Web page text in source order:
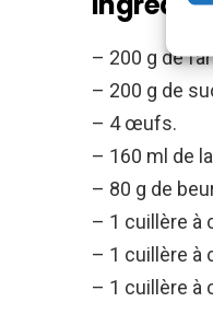
– 200 g de
– 200 g de
– 4 œufs.
– 160 ml de
– 80 g de
– 1 cuillère à
– 1 cuillère à
– 1 cuillère à